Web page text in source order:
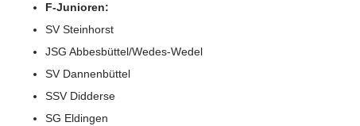
F-Junioren:
SV Steinhorst
JSG Abbesbüttel/Wedes-Wedel
SV Dannenbüttel
SSV Didderse
SG Eldingen